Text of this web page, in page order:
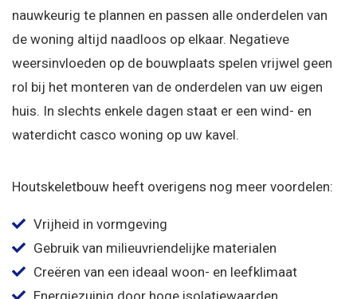
nauwkeurig te plannen en passen alle onderdelen van
de woning altijd naadloos op elkaar. Negatieve
weersinvloeden op de bouwplaats spelen vrijwel geen
rol bij het monteren van de onderdelen van uw eigen
huis. In slechts enkele dagen staat er een wind- en
waterdicht casco woning op uw kavel.
Houtskeletbouw heeft overigens nog meer voordelen:
Vrijheid in vormgeving
Gebruik van milieuvriendelijke materialen
Creëren van een ideaal woon- en leefklimaat
Energiezuinig door hoge isolatiewaarden